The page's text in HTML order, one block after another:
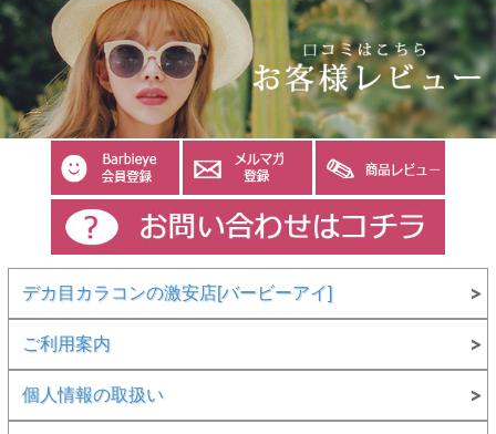
デカ目カラコンの激安店[バービーアイ]
ご利用案内
個人情報の取扱い